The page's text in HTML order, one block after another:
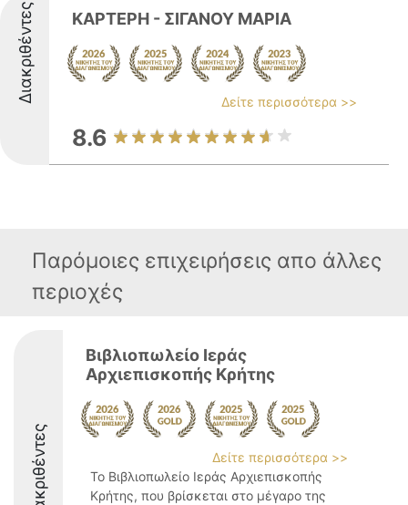
Διακριθέντες ΚΑΡΤΕΡΗ - ΣΙΓΑΝΟΥ ΜΑΡΙΑ
Δείτε περισσότερα >>
8.6
Παρόμοιες επιχειρήσεις απο άλλες
περιοχές
Διακριθέντες
Βιβλιοπωλείο Ιεράς
Αρχιεπισκοπής Κρήτης
Δείτε περισσότερα >>
Το Βιβλιοπωλείο Ιεράς Αρχιεπισκοπής
Κρήτης, που βρίσκεται στο μέγαρο της